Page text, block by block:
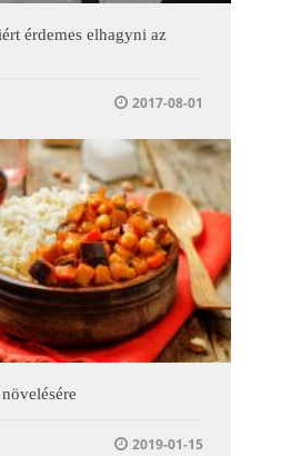
érdemes elhagyni az
2017-08-01
2019-01-15